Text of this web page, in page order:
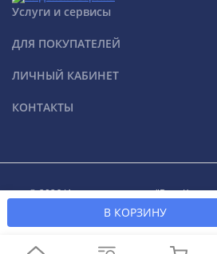
В КОРЗИНУ
Услуги и сервисы
ДЛЯ ПОКУПАТЕЛЕЙ
ЛИЧНЫЙ КАБИНЕТ
КОНТАКТЫ
© 2026 Интернет-магазин "Ваш